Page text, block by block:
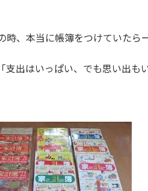
時、本当に帳簿をつけていたら
支出はいっぱい、でも思い出も